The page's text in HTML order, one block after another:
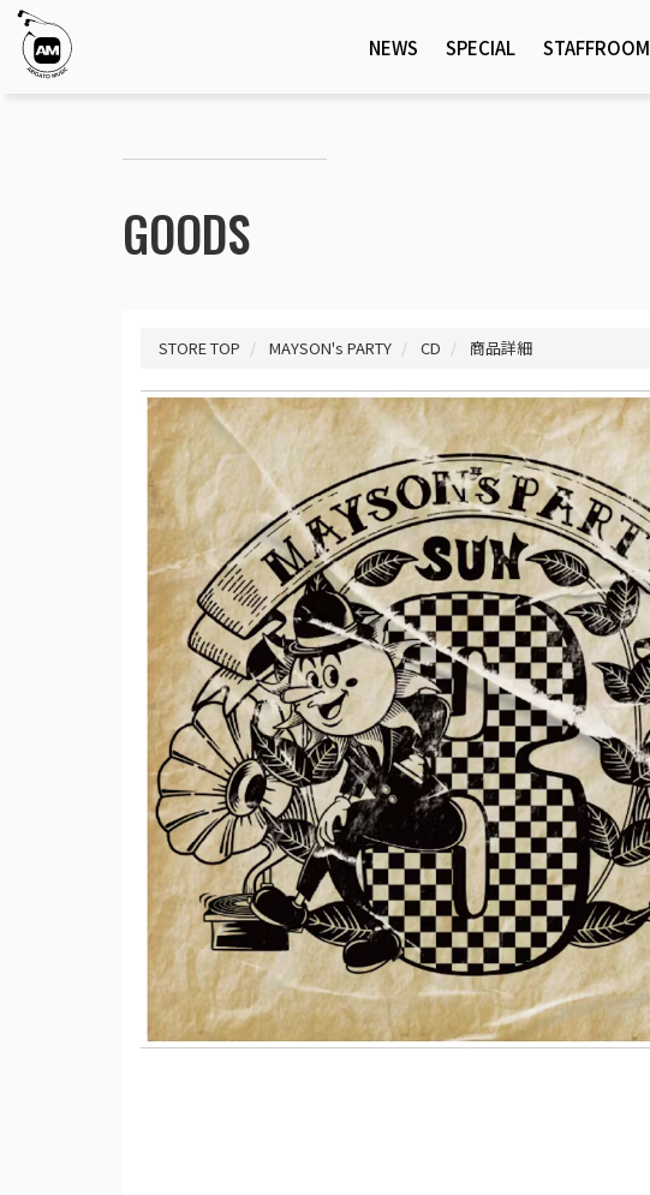
NEWS SPECIAL STAFFROOM
GOODS
STORE TOP MAYSON's PARTY CD 商品詳細